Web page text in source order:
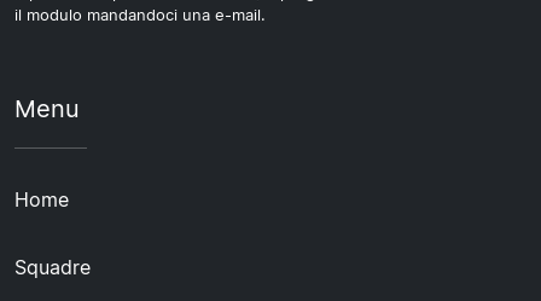
il modulo mandandoci una e-mail.
Menu
Home
Squadre